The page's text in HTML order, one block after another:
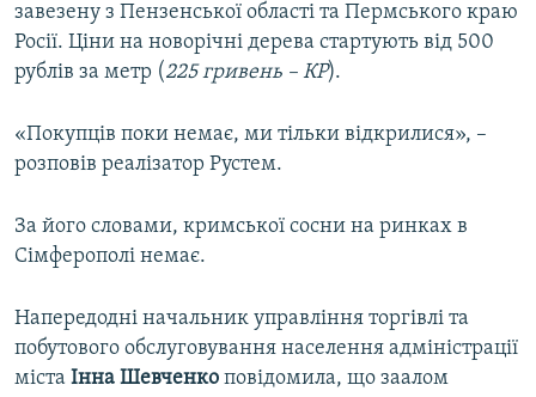
завезену з Пензенської області та Пермського краю
Росії. Ціни на новорічні дерева стартують від 500
рублів за метр (225 гривень – КР).
«Покупців поки немає, ми тільки відкрилися», –
розповів реалізатор Рустем.
За його словами, кримської сосни на ринках в
Сімферополі немає.
Напередодні начальник управління торгівлі та
побутового обслуговування населення адміністрації
міста Інна Шевченко повідомила, що заалом